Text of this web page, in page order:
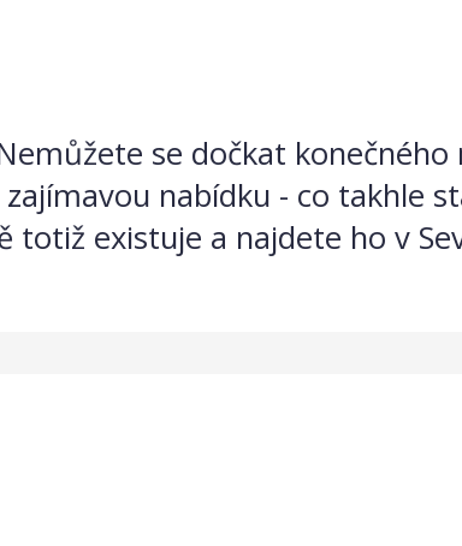
se dočkat
nabídku - co takhle
totiž existuje a najdete ho v